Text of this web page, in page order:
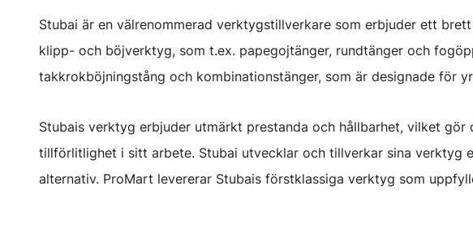
Stubai är en välrenommerad verktygstillverkare som erbjuder ett
klipp- och böjverktyg, som t.ex. papegojtänger, rundtänger och
takkrokböjningstång och kombinationstänger, som är designade för
Stubais verktyg erbjuder utmärkt prestanda och hållbarhet, vilket
tillförlitlighet i sitt arbete. Stubai utvecklar och tillverkar sina verktyg
alternativ. ProMart levererar Stubais förstklassiga verktyg som